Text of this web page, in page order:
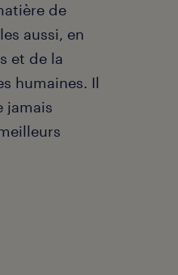
de
aussi, en
et de la
humaines. Il
jamais